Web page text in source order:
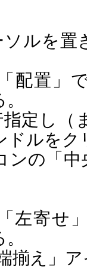
ルを
配置」
定し（
ドルをク
中央
左寄せ
揃え」